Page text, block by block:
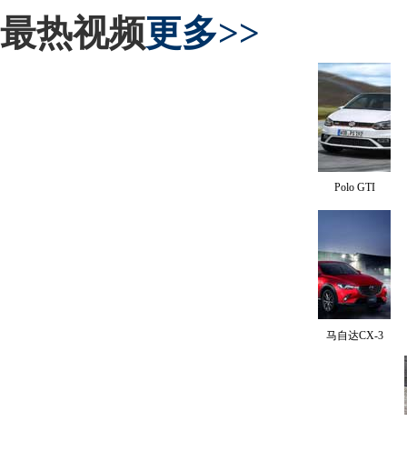
最热视频更多>>
Polo GTI
马自达CX-3